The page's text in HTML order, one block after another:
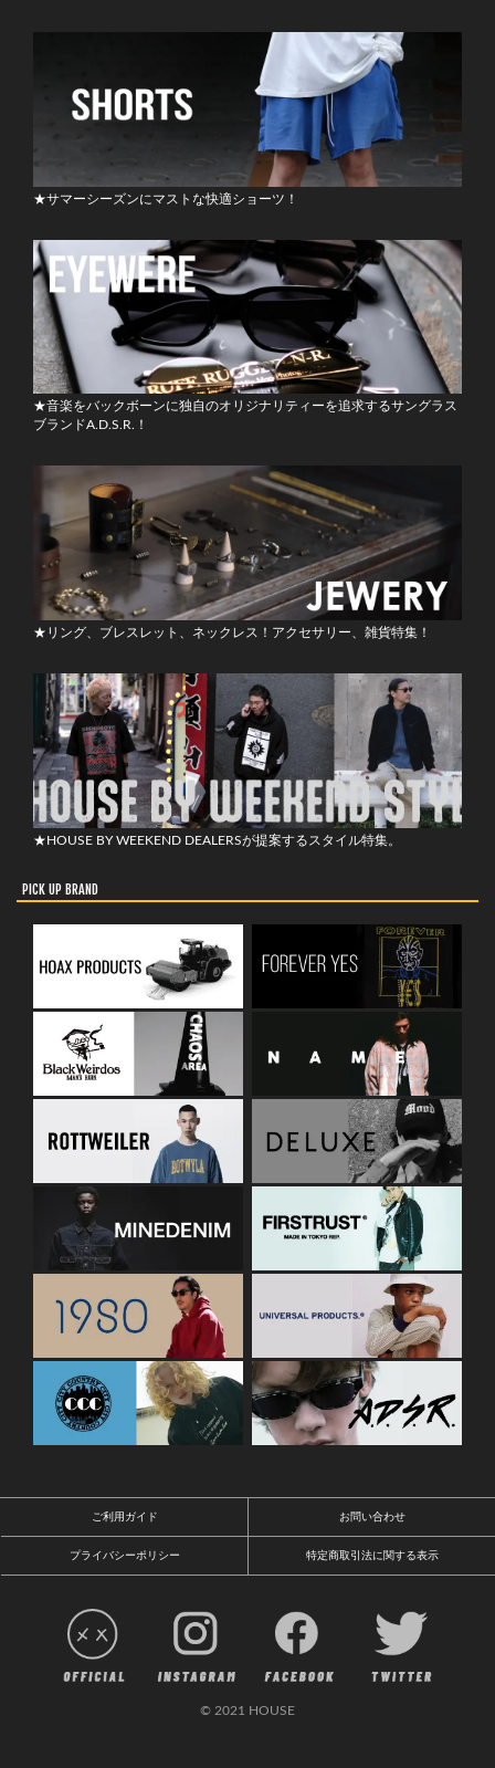
★サマーシーズンにマストな快適ショーツ！
★音楽をバックボーンに独自のオリジナリティーを追求するサングラス
ブランドA.D.S.R.！
★リング、ブレスレット、ネックレス！アクセサリー、雑貨特集！
★HOUSE BY WEEKEND DEALERSが提案するスタイル特集。
PICK UP BRAND
ご利用ガイド お問い合わせ
プライバシーポリシー 特定商取引法に関する表示
© 2021 HOUSE